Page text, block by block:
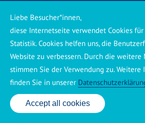
regionale Partnerbetriebe durchgeführt.
eine schnelle Verfügbarkeit und einen
Service sicherstellen. Sollte kein
unmittelbar verfügbar sein,
Ihrer Region den Auftrag. Alle
verpflichtet, Sie vor Beginn der Arbeiten
voraussichtlichen Kosten zu
Preise zu berechnen.
24 Std. Service: ✆ 0176
Accept all cookies
Liebe Besucher*innen,
diese Internetseite verwendet Cookies
Statistik. Cookies helfen uns, die
Website zu verbessern. Durch die weitere
stimmen Sie der Verwendung zu.
finden Sie in unserer